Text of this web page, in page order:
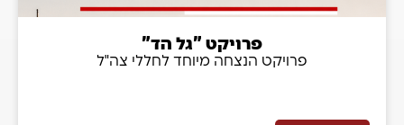
פרויקט "גל הד"
פרויקט הנצחה מיוחד לחללי צה"ל